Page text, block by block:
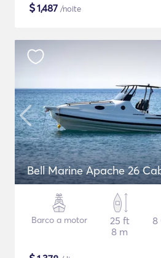
$1,487 /noite
Bell Marine Apache 26
Barco a motor
25 ft
8 m
8